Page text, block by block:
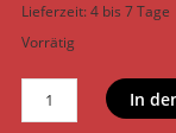
Lieferzeit:4 bis 7 Tage
Vorrätig
Trixie
Hundespielzeug
In